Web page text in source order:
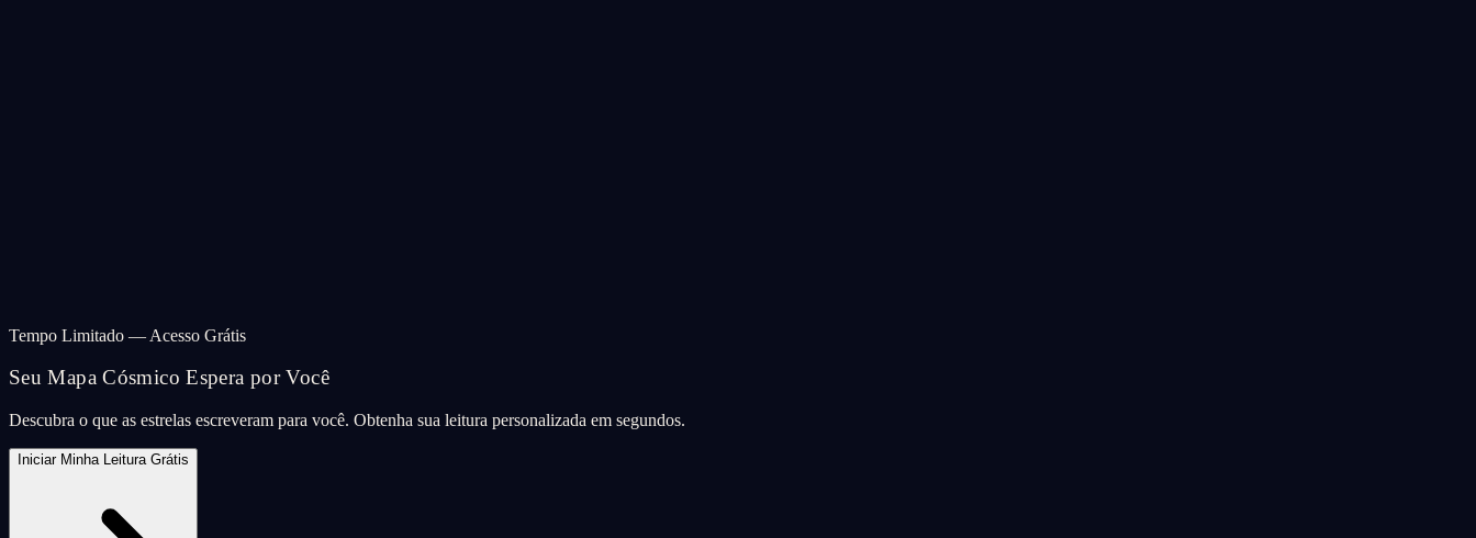
Tempo Limitado — Acesso Grátis
Seu Mapa Cósmico Espera por Você
Descubra o que as estrelas escreveram para você. Obtenha sua leitura personalizada em segundos.
Iniciar Minha Leitura Grátis